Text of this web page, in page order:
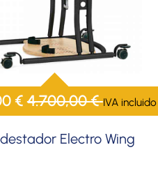
€ 4.700,00€ IVA incluido
Electro Wing